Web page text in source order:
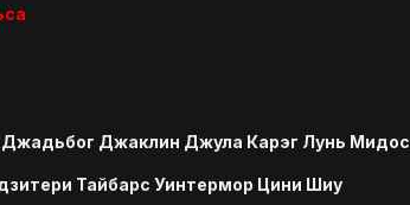
Джадьбог Джаклин Джула Карэг Лунь Мидос
Тайбарс Уинтермор Цини Шиу